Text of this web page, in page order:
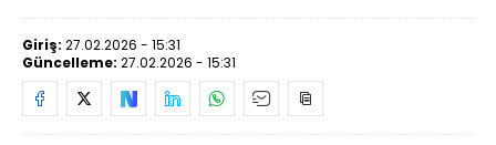
Giriş: 27.02.2026 - 15:31
Güncelleme: 27.02.2026 - 15:31